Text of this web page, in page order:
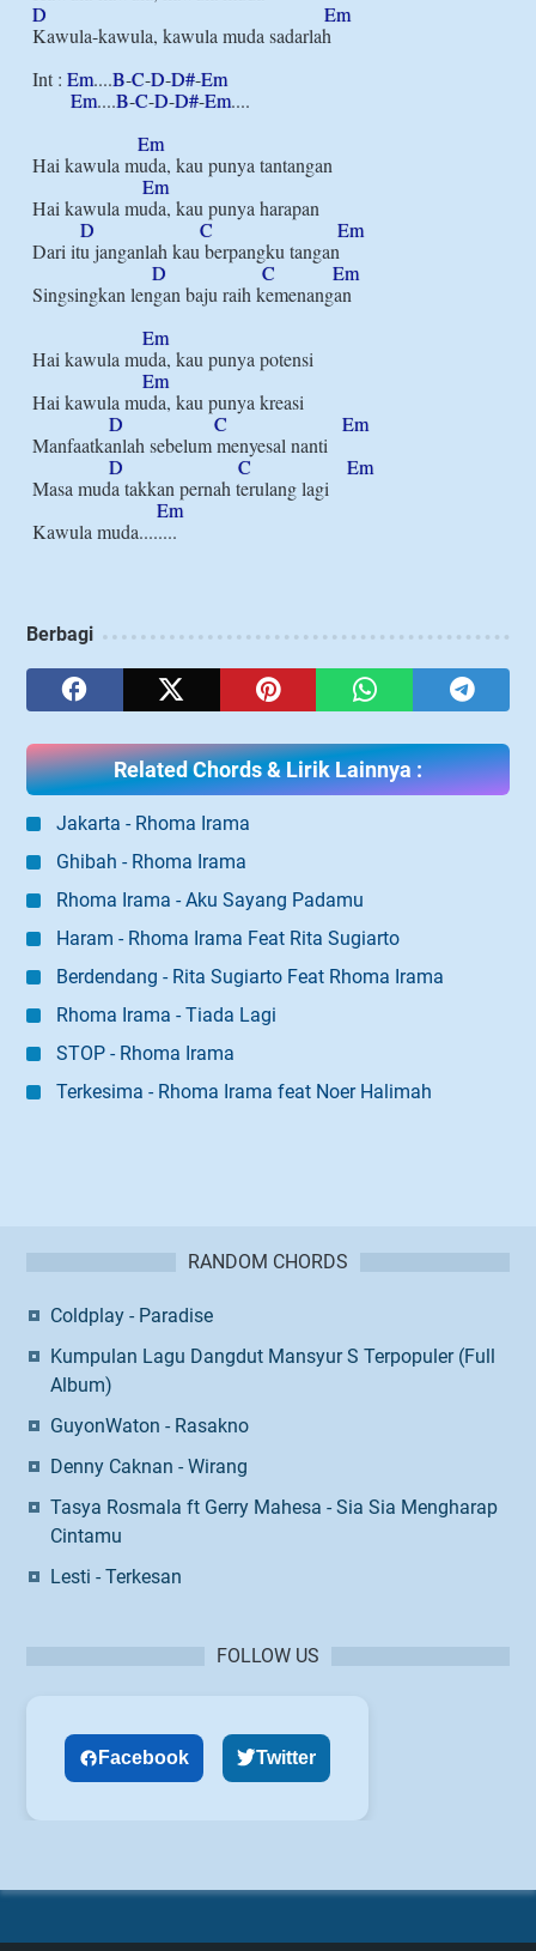
D
Em
Kawula-kawula, kawula muda sadarlah
Int : Em....B-C-D-D#-Em
Em....B-C-D-D#-Em....
Em
Hai kawula muda, kau punya tantangan
Em
Hai kawula muda, kau punya harapan
D
C
Em
Dari itu janganlah kau berpangku tangan
D
C
Em
Singsingkan lengan baju raih kemenangan
Em
Hai kawula muda, kau punya potensi
Em
Hai kawula muda, kau punya kreasi
D
C
Em
Manfaatkanlah sebelum menyesal nanti
D
C
Em
Masa muda takkan pernah terulang lagi
Em
Berbagi
Related Chords & Lirik Lainnya :
Jakarta - Rhoma Irama
Ghibah - Rhoma Irama
Rhoma Irama - Aku Sayang Padamu
Haram - Rhoma Irama Feat Rita Sugiarto
Berdendang - Rita Sugiarto Feat Rhoma Irama
Rhoma Irama - Tiada Lagi
STOP - Rhoma Irama
Terkesima - Rhoma Irama feat Noer Halimah
RANDOM CHORDS
Coldplay - Paradise
Kumpulan Lagu Dangdut Mansyur S Terpopuler (Full
Album)
GuyonWaton - Rasakno
Denny Caknan - Wirang
Tasya Rosmala ft Gerry Mahesa - Sia Sia Mengharap
Cintamu
Lesti - Terkesan
FOLLOW US
Facebook Twitter